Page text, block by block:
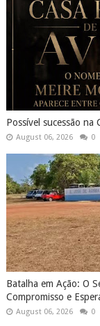
Possível sucessão na
August 06, 2026 0
Batalha em Ação: O
Compromisso e
August 06, 2026 0